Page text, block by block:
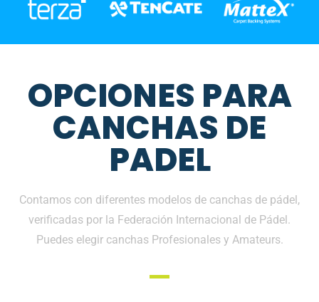
OPCIONES PARA
CANCHAS DE
PADEL
Contamos con diferentes modelos de canchas de pádel,
verificadas por la Federación Internacional de Pádel.
Puedes elegir canchas Profesionales y Amateurs.